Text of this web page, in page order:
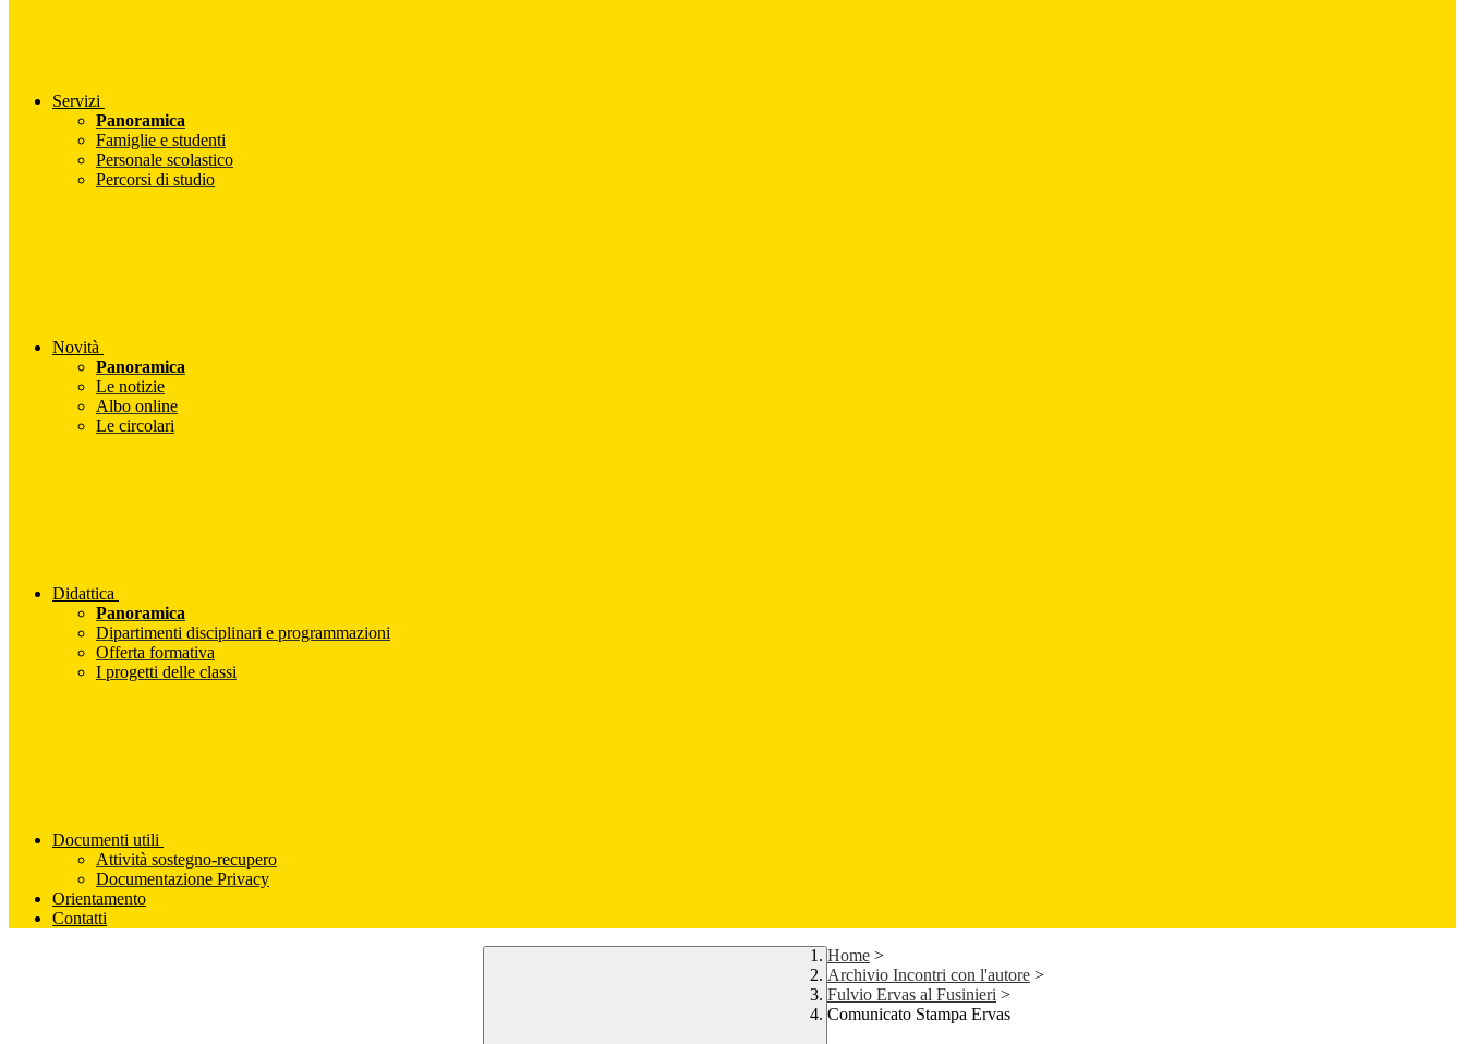
Servizi
Panoramica
Famiglie e studenti
Personale scolastico
Percorsi di studio
Novità
Panoramica
Le notizie
Albo online
Le circolari
Didattica
Panoramica
Dipartimenti disciplinari e programmazioni
Offerta formativa
I progetti delle classi
Documenti utili
Attività sostegno-recupero
Documentazione Privacy
Orientamento
Contatti
Home >
Archivio Incontri con l'autore >
Fulvio Ervas al Fusinieri >
Comunicato Stampa Ervas